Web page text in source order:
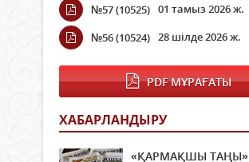
№57 (10525) 01 тамыз 2026 ж.
№56 (10524) 28 шілде 2026 ж.
PDF МҰРАҒАТЫ
ХАБАРЛАНДЫРУ
«ҚАРМАҚШЫ ТАҢЫ»